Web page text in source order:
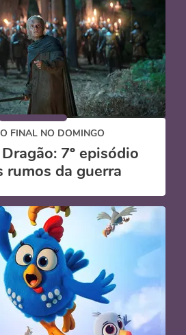
FINAL NO DOMINGO
7º episódio
rumos da guerra